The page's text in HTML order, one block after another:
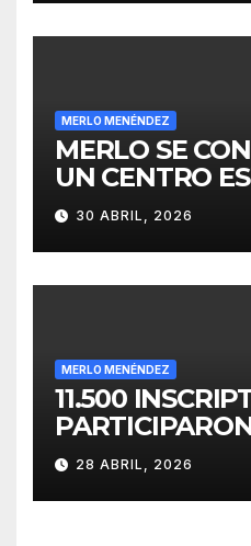
MERLO MENÉNDEZ
MERLO SE
UN CENTRO
PARA EL
INVERSIONES
30 ABRIL, 2026
MERLO MENÉNDEZ
11.500
CORRE POR
28 ABRIL, 2026